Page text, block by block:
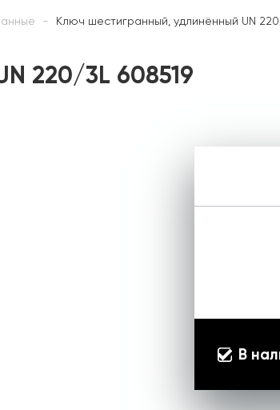
Ключ шестигранный, удлинённый UN
220/3L 608519
В